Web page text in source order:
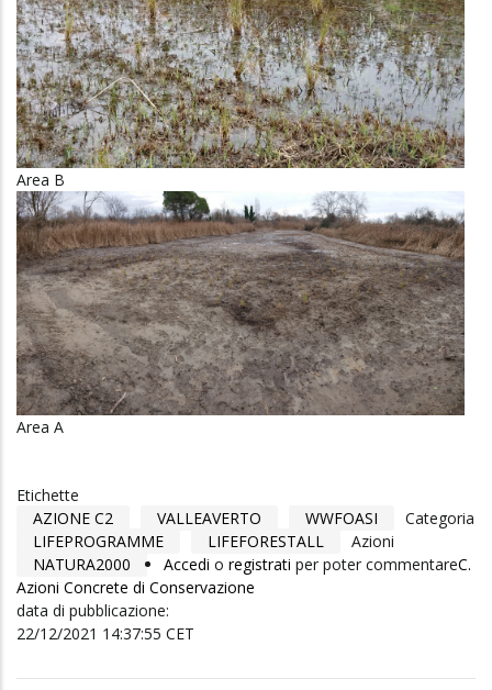
Area B
Area A
Etichette
AZIONE C2
VALLEAVERTO
WWFOASI
LIFEPROGRAMME
LIFEFORESTALL
NATURA2000
Accedi o registrati per poter commentare
Categoria
Azioni
C.
Azioni Concrete di Conservazione
data di pubblicazione:
22/12/2021 14:37:55 CET